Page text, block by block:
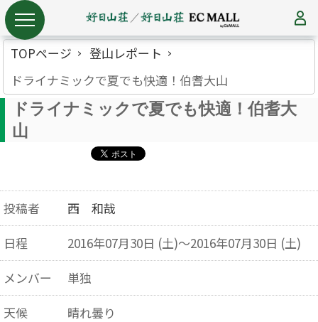
TOPページ
登山レポート
ドライナミックで夏でも快適！伯耆大山
ドライナミックで夏でも快適！伯耆大
山
投稿者
西 和哉
日程
2016年07月30日 (土)～2016年07月30日 (土)
メンバー
単独
天候
晴れ曇り